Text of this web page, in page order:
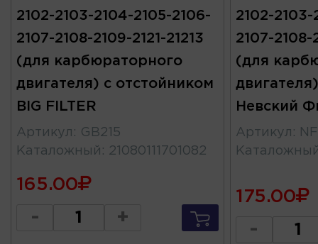
2102-2103-2104-2105-2106-
2107-2108-2109-2121-21213
(для карбюраторного
двигателя) с отстойником
BIG FILTER
Артикул : GB215
Каталожный : 21080111701082
165.00
- +
2102-2103-
2107-2108-
(для
Невский
Артикул :
175.00
-